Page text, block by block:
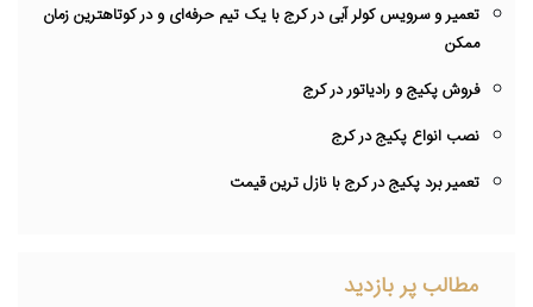
تعمیر و سرویس کولر آبی در کرج با یک تیم حرفه‌ای و در کوتاهترین زمان
ممکن
فروش پکیج و رادیاتور در کرج
نصب انواع پکیج در کرج
تعمیر برد پکیج در کرج با نازل ترین قیمت
مطالب پر بازدید